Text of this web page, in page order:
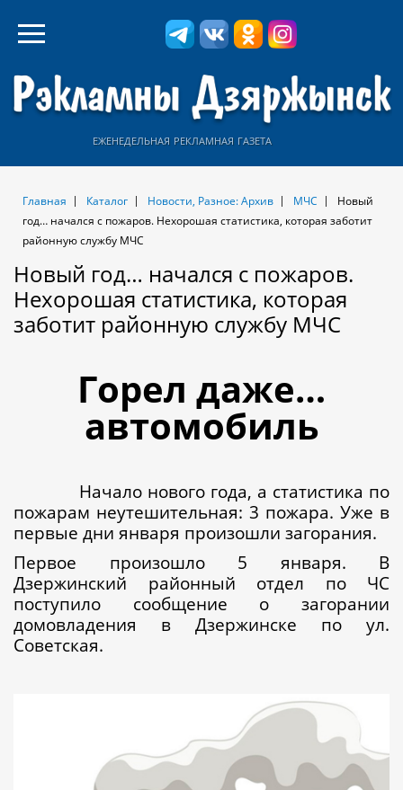
еженедельная рекламная газета
Главная Каталог Новости, Разное: Архив МЧС
Новый
год… начался с пожаров. Нехорошая статистика, которая заботит
районную службу МЧС
Новый год… начался с пожаров.
Нехорошая статистика, которая
заботит районную службу МЧС
Горел даже…
автомобиль
Начало нового года, а статистика по
пожарам неутешительная: 3 пожара. Уже в
первые дни января произошли загорания.
Первое произошло 5 января. В
Дзержинский районный отдел по ЧС
поступило сообщение о загорании
домовладения в Дзержинске по ул.
Советская.